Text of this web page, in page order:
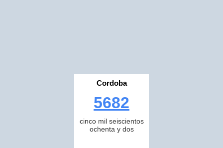
Cordoba
5682
cinco mil seiscientos
ochenta y dos